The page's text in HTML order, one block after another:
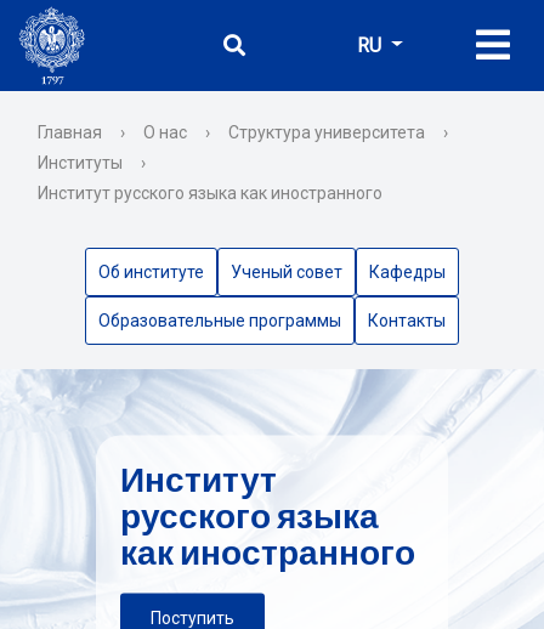
RU
Главная › О нас › Структура университета
›
Институты
›
Институт русского языка как иностранного
Об институте Ученый совет Кафедры
Образовательные программы Контакты
Институт
русского языка
как иностранного
Поступить